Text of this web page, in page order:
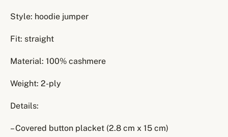
Style: hoodie jumper
Fit: straight
Material: 100% cashmere
Weight: 2-ply
Details:
– Covered button placket (2.8 cm x 15 cm)